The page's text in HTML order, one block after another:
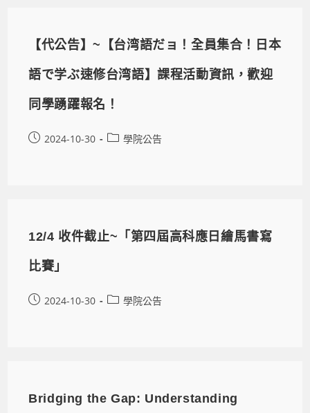
【代公告】~【台湾語だョ！全員集合！日本
語で学ぶ速修台湾語】課程活動資訊，歡迎
同學踴躍報名！
2024-10-30 學院公告
12/4 收件截止~「第四屆高科應日繪馬書寫
比賽」
2024-10-30 學院公告
Bridging the Gap: Understanding